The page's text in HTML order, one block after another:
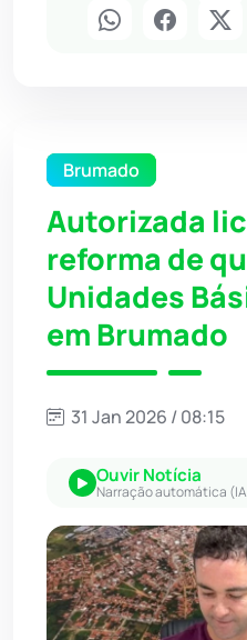
Brumado
Autorizada
reforma de
Unidades
em Brumado
31 Jan 2026 / 08:15
Ouvir Notícia
Narração automática